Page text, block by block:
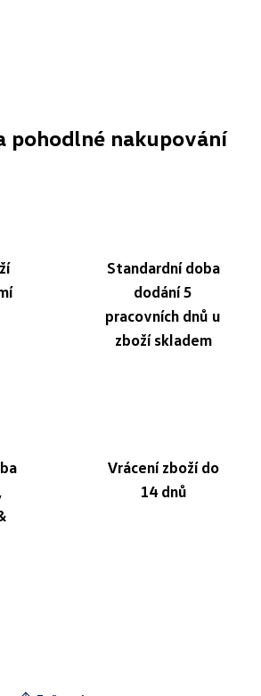
pohodlné nakupování
Standardní doba
dodání 5
pracovních dnů u
zboží skladem
Vrácení zboží do
14 dnů